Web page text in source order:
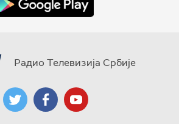
Радио Телевизија Србије